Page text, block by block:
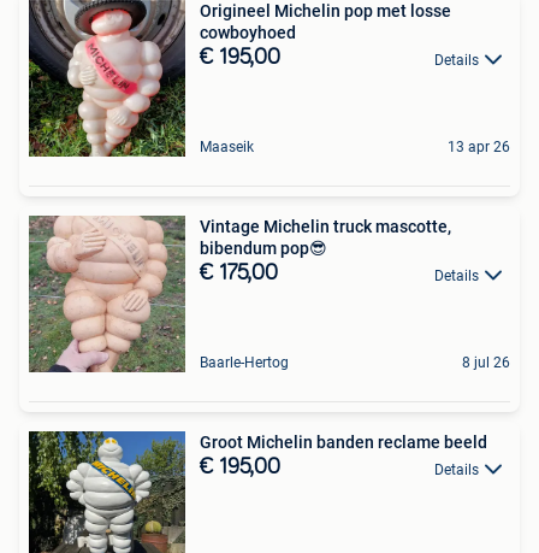
Origineel Michelin pop met losse
cowboyhoed
€ 195,00 Details
Maaseik 13 apr 26
Vintage Michelin truck mascotte,
bibendum pop😎
€ 175,00 Details
Baarle-Hertog 8 jul 26
Groot Michelin banden reclame beeld
€ 195,00 Details